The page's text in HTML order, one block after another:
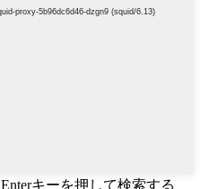
Enterキーを押して検索する